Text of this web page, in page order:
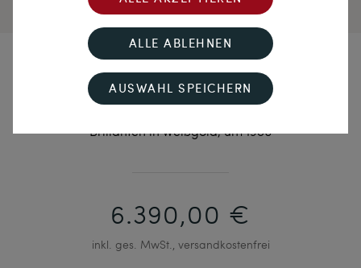
Frühlingsgruß
Brillanten in Weißgold, um 1980
6.390,00 €
inkl. ges. MwSt., versandkostenfrei
ALLE ABLEHNEN
AUSWAHL SPEICHERN